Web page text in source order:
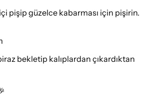
içi pişip güzelce kabarması için pişirin.
biraz bekletip kalıplardan çıkardıktan